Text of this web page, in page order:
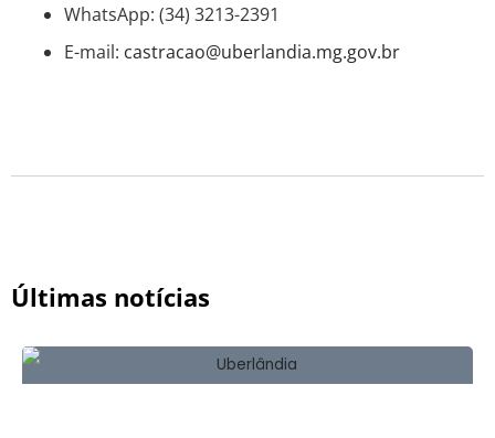
WhatsApp: (34) 3213-2391
E-mail: castracao@uberlandia.mg.gov.br
Últimas notícias